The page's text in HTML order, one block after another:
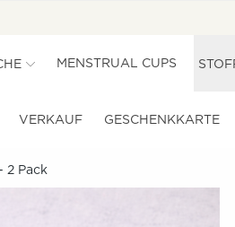
MENSTRUAL CUPS
VERKAUF GESCHENKKARTE
2 Pack